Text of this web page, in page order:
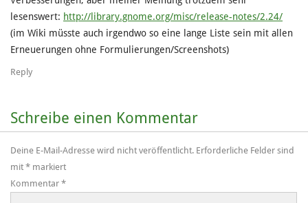
lesenswert: http://library.gnome.org/misc/release-notes/2.24/
(im Wiki müsste auch irgendwo so eine lange Liste sein mit allen
Erneuerungen ohne Formulierungen/Screenshots)
Reply
Schreibe einen Kommentar
Deine E-Mail-Adresse wird nicht veröffentlicht. Erforderliche Felder sind
mit * markiert
Kommentar *